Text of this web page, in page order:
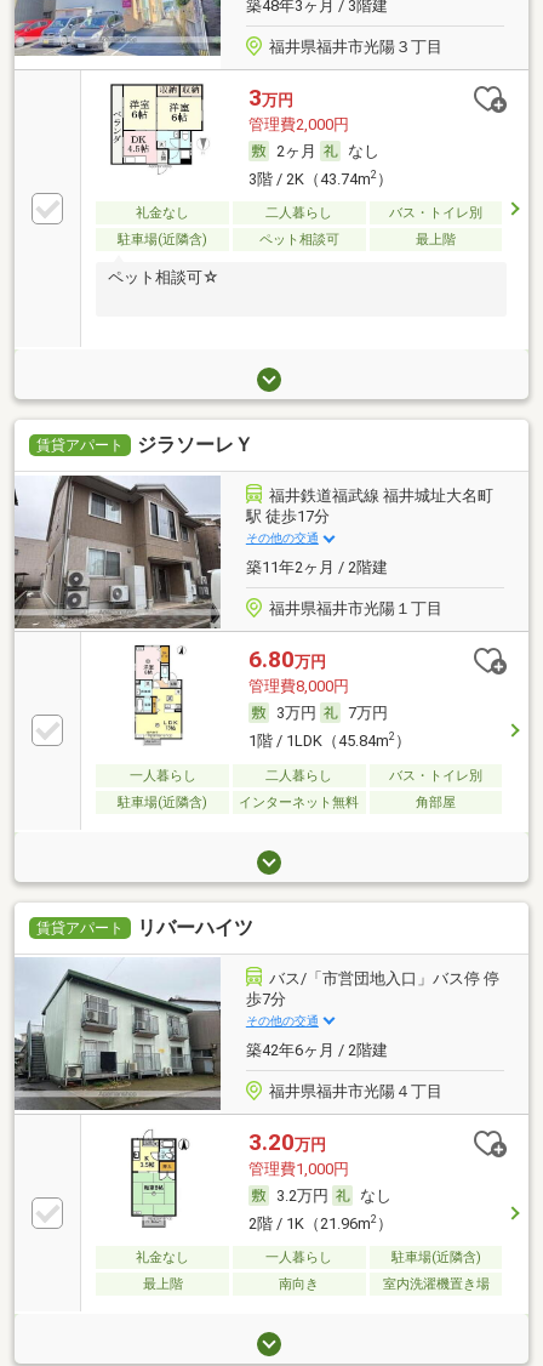
築48年3ヶ月 / 3階建
福井県福井市光陽３丁目
3万円
管理費2,000円
2ヶ月
なし
3階 / 2K（43.74m2）
礼金なし 二人暮らし
バス・トイレ別
駐車場(近隣含)
ペット相談可 最上階
ペット相談可☆
賃貸アパート ジラソーレＹ
福井鉄道福武線 福井城址大名町
駅 徒歩17分
その他の交通
築11年2ヶ月 / 2階建
福井県福井市光陽１丁目
6.80万円
管理費8,000円
3万円
7万円
1階 / 1LDK（45.84m2）
一人暮らし 二人暮らし
バス・トイレ別
駐車場(近隣含)
インターネット無料 角部屋
賃貸アパート リバーハイツ
バス/「市営団地入口」バス停 停
歩7分
その他の交通
築42年6ヶ月 / 2階建
福井県福井市光陽４丁目
3.20万円
管理費1,000円
3.2万円
なし
2階 / 1K（21.96m2）
礼金なし 一人暮らし
駐車場(近隣含)
最上階
南向き 室内洗濯機置き場